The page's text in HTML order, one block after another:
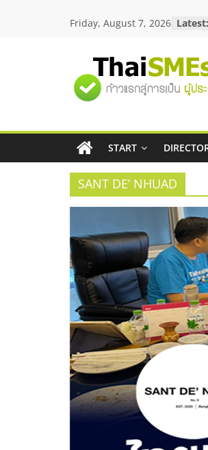
Friday, August 7, 2026 Latest:
"ศูนย์
รวม
ข้อมูล
ธุรกิจ
SME
แห่ง
ประเทศไ
รวม
ธุรกิจ
START
SANT DE’ NHUAD